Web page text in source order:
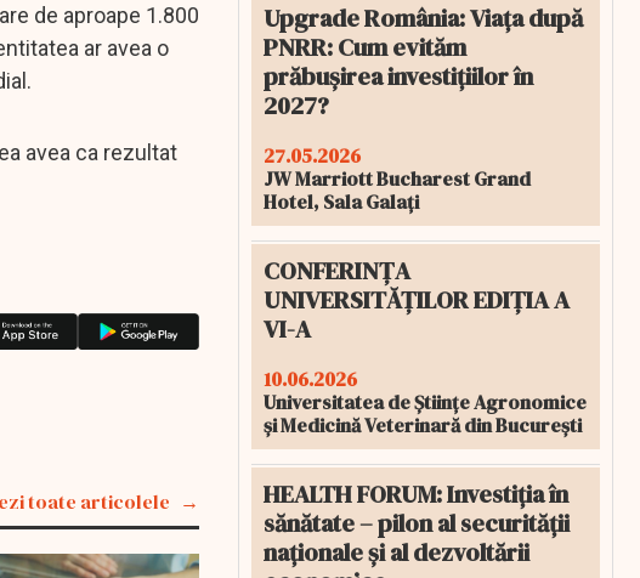
de aproape 1.800
ar avea o
avea ca rezultat
toate articolele
Upgrade România: Viața după
PNRR: Cum evităm
prăbușirea investițiilor în
2027?
27.05.2026
JW Marriott Bucharest Grand
Hotel, Sala Galați
CONFERINȚA
UNIVERSITĂȚILOR EDIȚIA A
VI-A
10.06.2026
Universitatea de Științe Agronomice
și Medicină Veterinară din București
HEALTH FORUM: Investiția în
sănătate – pilon al securității
naționale și al dezvoltării